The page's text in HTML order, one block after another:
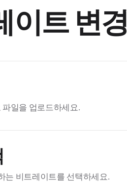
이트 변
일을 업로드하세요.
는 비트레이트를 선택하세요.